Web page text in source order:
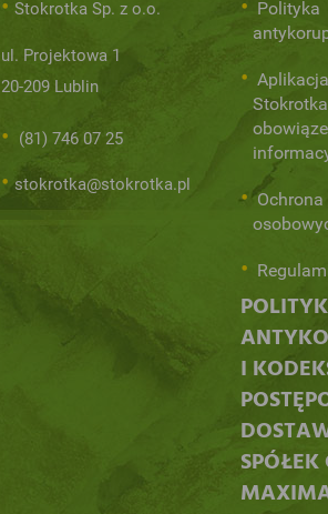
Stokrotka Sp. z o.o.
ul. Projektowa 1
20-209 Lublin
(81) 746 07 25
stokrotka@stokrotka.pl
Polityka
I
SPÓŁEK